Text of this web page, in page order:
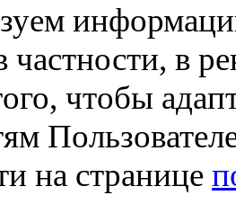
частности, в
чтобы
на странице